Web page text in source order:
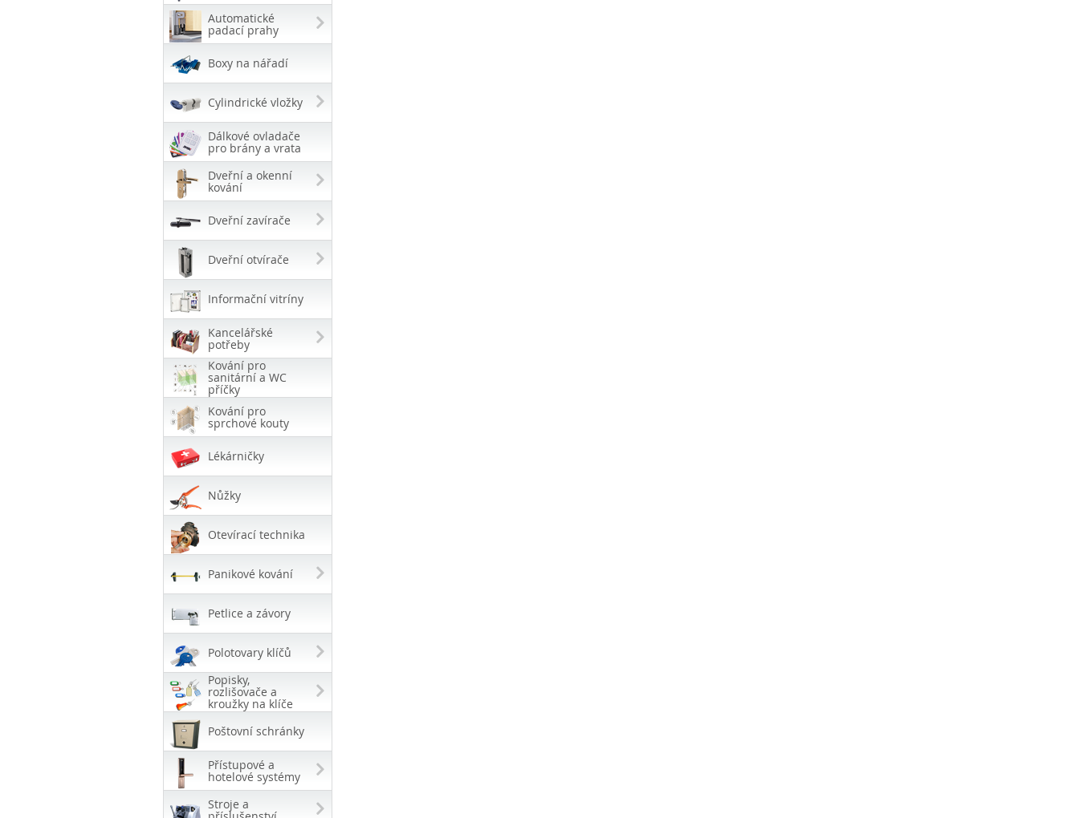
Automatické
padací prahy
Boxy na nářadí
Cylindrické vložky
Dálkové ovladače
pro brány a vrata
Dveřní a okenní
kování
Dveřní zavírače
Dveřní otvírače
Informační vitríny
Kancelářské
potřeby
Kování pro
sanitární a WC
příčky
Kování pro
sprchové kouty
Lékárničky
Nůžky
Otevírací technika
Panikové kování
Petlice a závory
Polotovary klíčů
Popisky,
rozlišovače a
kroužky na klíče
Poštovní schránky
Přístupové a
hotelové systémy
Stroje a